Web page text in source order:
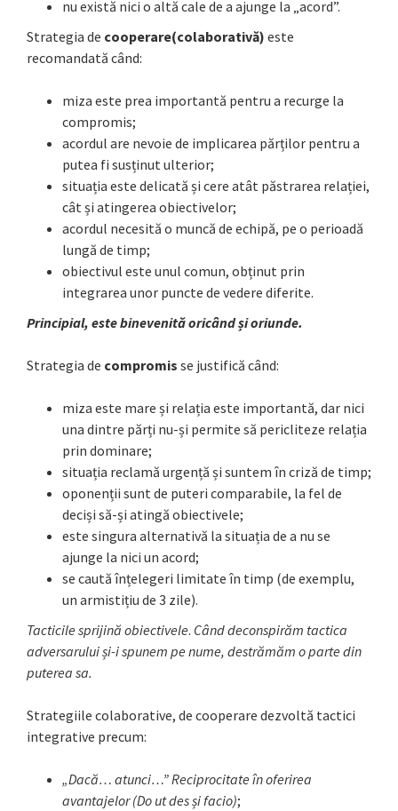
nu există nici o altă cale de a ajunge la „acord”.
Strategia de cooperare(colaborativă) este
recomandată când:
miza este prea importantă pentru a recurge la
compromis;
acordul are nevoie de implicarea părților pentru a
putea fi susținut ulterior;
situația este delicată și cere atât păstrarea relației,
cât și atingerea obiectivelor;
acordul necesită o muncă de echipă, pe o perioadă
lungă de timp;
obiectivul este unul comun, obținut prin
integrarea unor puncte de vedere diferite.
Principial, este binevenită oricând și oriunde.
Strategia de compromis se justifică când:
miza este mare și relația este importantă, dar nici
una dintre părți nu-și permite să pericliteze relația
prin dominare;
situația reclamă urgență și suntem în criză de timp;
oponenții sunt de puteri comparabile, la fel de
deciși să-și atingă obiectivele;
este singura alternativă la situația de a nu se
ajunge la nici un acord;
se caută înțelegeri limitate în timp (de exemplu,
un armistițiu de 3 zile).
Tacticile sprijină obiectivele. Când deconspirăm tactica
adversarului și-i spunem pe nume, destrămăm o parte din
puterea sa.
Strategiile colaborative, de cooperare dezvoltă tactici
integrative precum:
„Dacă… atunci…” Reciprocitate în oferirea
avantajelor (Do ut des și facio);